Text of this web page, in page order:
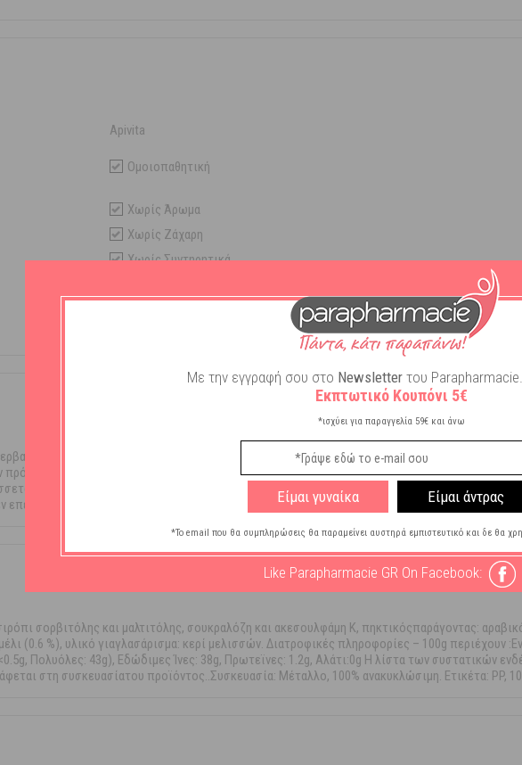
Apivita
Ομοιοπαθητική
Χωρίς Άρωμα
Χωρίς Ζάχαρη
Χωρίς Συντηρητικά
την συνιστώμενη ημερήσια δόση. Τα συμπληρώματα διατροφής δεν πρέπει να
πρόληψη, αγωγή ή θεραπεία ανθρώπινης νόσου. Συμβουλευτείτε τον γιατρό σας αν είστε
σε θερμοκρασία ≤ 25 °C και μακριά από παιδιά. Yπερβολική κατανάλωση μπορεί να
επέχει θέση άδειας κυκλοφορίας του ΕΟΦ ΚΑΤΑΛΛΗΛΟ ΓΙΑ ΟΜΟΙΟΠΑΘΗΤΙΚΗ
σορβιτόλης και μαλτιτόλης, σουκραλόζη και ακεσουλφάμη Κ, πηκτικόςπαράγοντας:
(0.6 %), υλικό γιαγλασάρισμα: κερί μελισσών. Διατροφικές πληροφορίες – 100g περιέχουν
Πολυόλες: 43g), Εδώδιμες Ίνες: 38g, Πρωτεϊνες: 1.2g, Αλάτι:0g Η λίστα των συστατικών
στη συσκευασίατου προϊόντος..Συσκευασία: Μέταλλο, 100% ανακυκλώσιμη. Ετικέτα: PP,
Με την εγγραφή σου στο Newsletter του
Εκπτωτικό Κουπόνι 5€
*ισχύει για παραγγελία 59€ και άνω
Είμαι γυναίκα Είμαι άντρας
*Το email που θα συμπληρώσεις θα παραμείνει αυστηρά εμπιστευτικό και δε θα
Like Parapharmacie GR On Facebook: